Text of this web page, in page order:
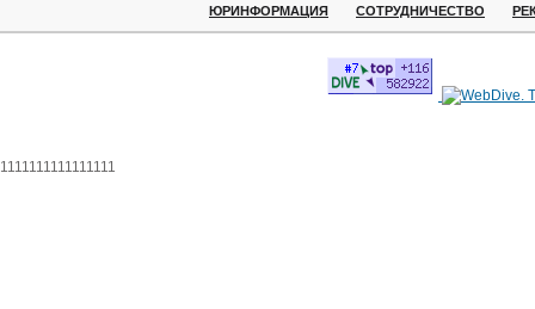
ЮРИНФОРМАЦИЯ СОТРУДНИЧЕСТВО
1111111111111111